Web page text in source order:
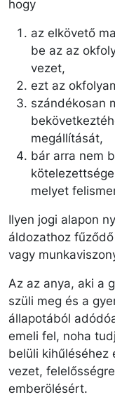
hogy
az elkövető
be az az
vezet,
ezt az
szándékosan
megállítását,
bár arra nem
melyet
Ilyen jogi alapon
áldozathoz
vagy
Az az anya, aki a
szüli meg és a
állapotából
emeli fel, noha
belüli kihűléséhez
vezet,
emberölésért.